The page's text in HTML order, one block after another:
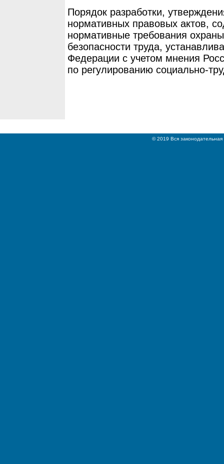
Порядок разработки,
нормативных правовых актов,
нормативные требования
безопасности труда,
Федерации с учетом мнения
по регулированию социально-
© 2019 Вся